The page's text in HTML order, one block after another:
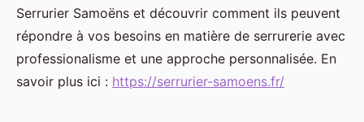
Serrurier Samoëns et découvrir comment ils peuvent
répondre à vos besoins en matière de serrurerie avec
professionalisme et une approche personnalisée. En
savoir plus ici : https://serrurier-samoens.fr/